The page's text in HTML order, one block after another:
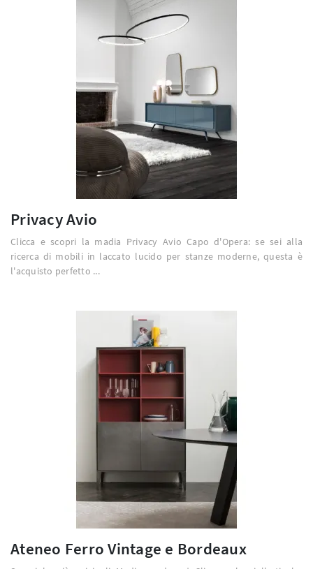
Privacy Avio
Clicca e scopri la madia Privacy Avio Capo d'Opera: se sei alla
ricerca di mobili in laccato lucido per stanze moderne, questa è
l'acquisto perfetto ...
Ateneo Ferro Vintage e Bordeaux